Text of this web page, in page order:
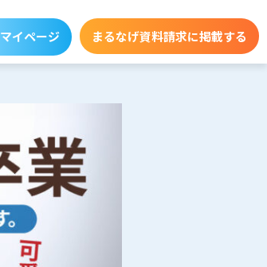
マイページ まるなげ資料請求に掲載する